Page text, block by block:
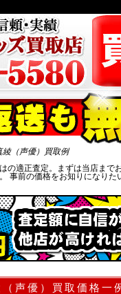
（声優）買取例
の適正査定。まずは当店まで
事前の価格をお知りになりた
声優）買取価格一